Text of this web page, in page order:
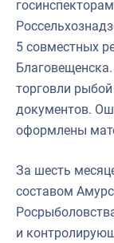
5 совместных
торговли
документов.
оформлены
За шесть
составом
и